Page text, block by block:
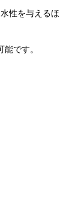
性を与えるほ
です。